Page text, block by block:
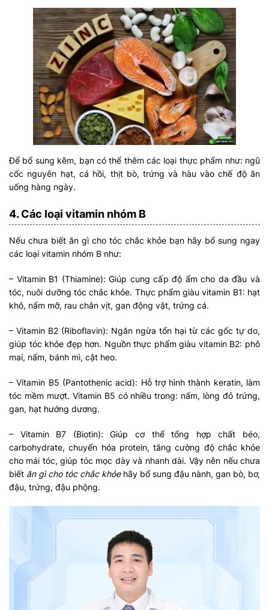
Để bổ sung kẽm, bạn có thể thêm các loại thực phẩm như: ngũ
cốc nguyên hạt, cá hồi, thịt bò, trứng và hàu vào chế độ ăn
uống hàng ngày.
4. Các loại vitamin nhóm B
Nếu chưa biết ăn gì cho tóc chắc khỏe bạn hãy bổ sung ngay
các loại vitamin nhóm B như:
– Vitamin B1 (Thiamine): Giúp cung cấp độ ẩm cho da đầu và
tóc, nuôi dưỡng tóc chắc khỏe. Thực phẩm giàu vitamin B1: hạt
khô, nấm mỡ, rau chân vịt, gan động vật, trứng cá.
– Vitamin B2 (Riboflavin): Ngăn ngừa tổn hại từ các gốc tự do,
giúp tóc khỏe đẹp hơn. Nguồn thực phẩm giàu vitamin B2: phô
mai, nấm, bánh mì, cật heo.
– Vitamin B5 (Pantothenic acid): Hỗ trợ hình thành keratin, làm
tóc mềm mượt. Vitamin B5 có nhiều trong: nấm, lòng đỏ trứng,
gan, hạt hướng dương.
– Vitamin B7 (Biotin): Giúp cơ thể tổng hợp chất béo,
carbohydrate, chuyển hóa protein, tăng cường độ chắc khỏe
cho mái tóc, giúp tóc mọc dày và nhanh dài. Vậy nên nếu chưa
biết ăn gì cho tóc chắc khỏe hãy bổ sung đậu nành, gan bò, bơ,
đậu, trứng, đậu phộng.